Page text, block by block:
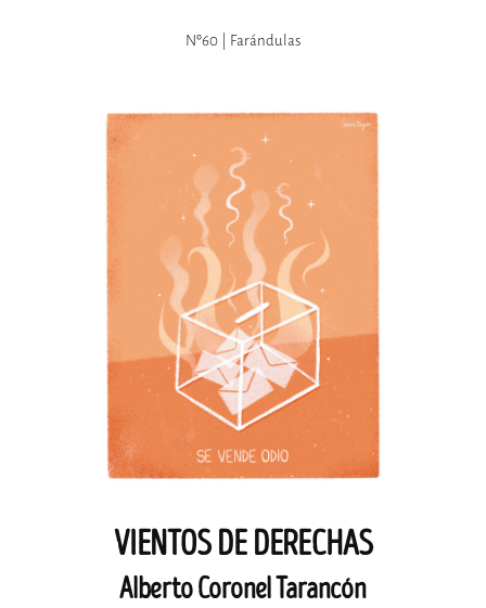
Nº60 | Farándulas
VIENTOS DE DERECHAS
Alberto Coronel Tarancón